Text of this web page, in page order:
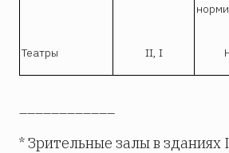
Театры II, I
* Зрительные залы в зданиях